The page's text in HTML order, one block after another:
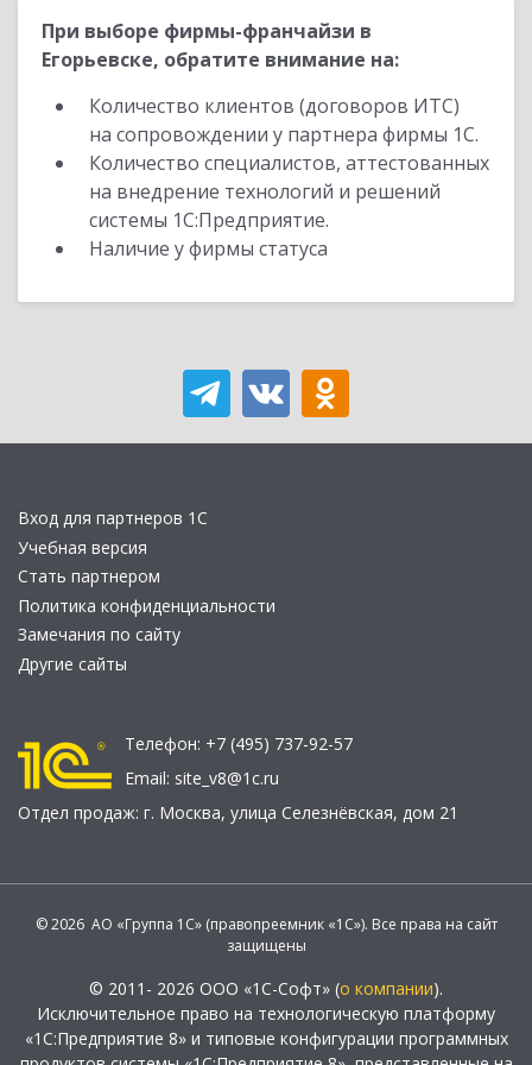
При выборе фирмы-франчайзи в
Егорьевске, обратите внимание на:
Количество клиентов (договоров ИТС)
на сопровождении у партнера фирмы 1С.
Количество специалистов, аттестованных
на внедрение технологий и решений
системы 1С:Предприятие.
Наличие у фирмы статуса
Вход для партнеров 1С
Учебная версия
Стать партнером
Политика конфиденциальности
Замечания по сайту
Другие сайты
Телефон: +7 (495) 737-92-57
Email: site_v8@1c.ru
Отдел продаж: г. Москва, улица Селезнёвская, дом 21
© 2026 АО «Группа 1С» (правопреемник «1С»). Все права на сайт
защищены
© 2011- 2026 ООО «1С-Софт» (о компании).
Исключительное право на технологическую платформу
«1С:Предприятие 8» и типовые конфигурации программных